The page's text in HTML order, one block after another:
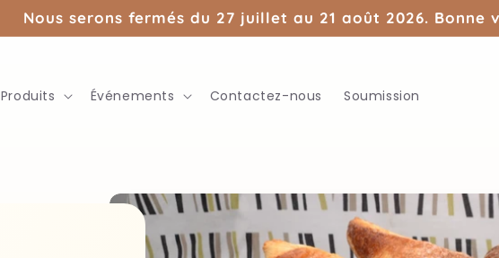
Nous serons fermés du 27 juillet au 21 août 2026. Bonne
Produits Événements Contactez-nous Soumission